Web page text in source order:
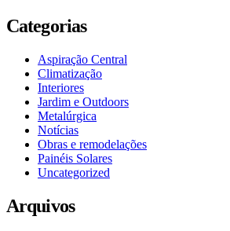
Categorias
Aspiração Central
Climatização
Interiores
Jardim e Outdoors
Metalúrgica
Notícias
Obras e remodelações
Painéis Solares
Uncategorized
Arquivos